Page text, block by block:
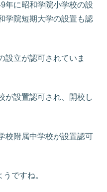
年に昭和学院小学校の設
学院短期大学の設置も認
設立が認可されていま
が設置認可され、開校し
校附属中学校が設置認可
ですね。